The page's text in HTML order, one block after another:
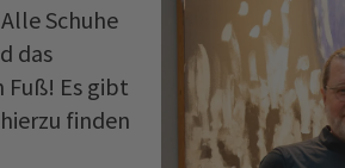
Schuhe
das
Fuß! Es gibt
finden